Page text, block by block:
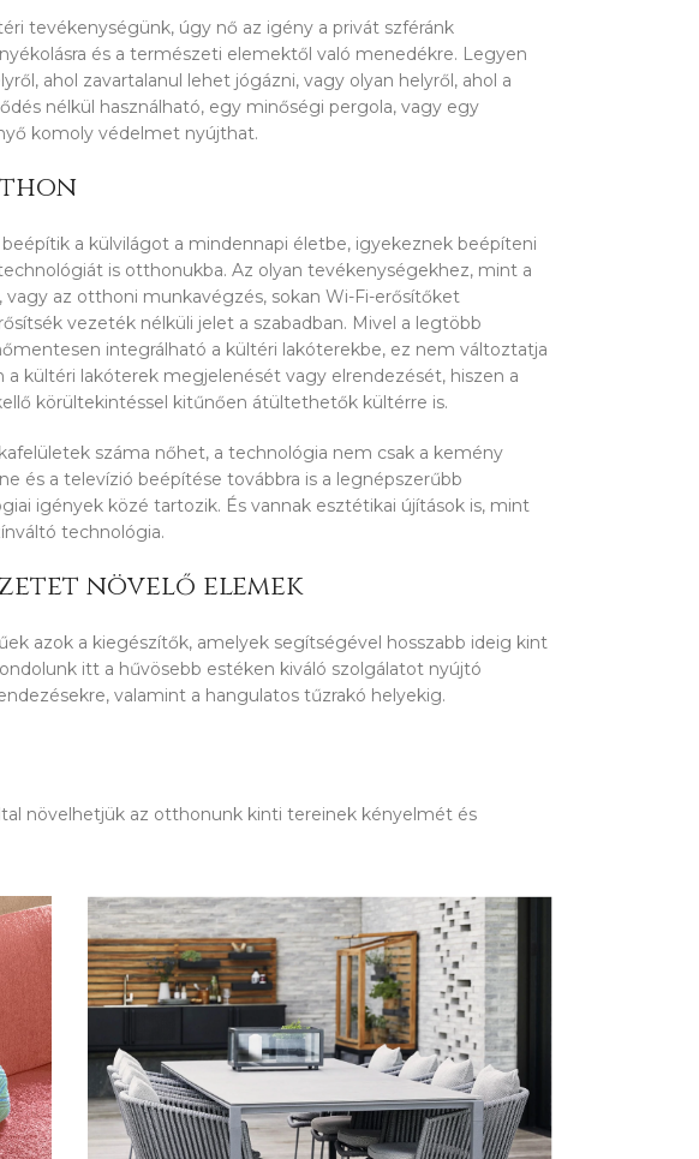
tevékenységünk, úgy nő az igény a privát szféránk
és a természeti elemektől való menedékre. Legyen
ahol zavartalanul lehet jógázni, vagy olyan helyről, ahol a
nélkül használható, egy minőségi pergola, vagy egy
komoly védelmet nyújthat.
a külvilágot a mindennapi életbe, igyekeznek beépíteni
is otthonukba. Az olyan tevékenységekhez, mint a
az otthoni munkavégzés, sokan Wi-Fi-erősítőket
vezeték nélküli jelet a szabadban. Mivel a legtöbb
integrálható a kültéri lakóterekbe, ez nem változtatja
a kültéri lakóterek megjelenését vagy elrendezését, hiszen a
körültekintéssel kitűnően átültethetők kültérre is.
száma nőhet, a technológia nem csak a kemény
és a televízió beépítése továbbra is a legnépszerűbb
igények közé tartozik. És vannak esztétikai újítások is, mint
technológia.
növelő elemek
azok a kiegészítők, amelyek segítségével hosszabb ideig kint
itt a hűvösebb estéken kiváló szolgálatot nyújtó
valamint a hangulatos tűzrakó helyekig.
növelhetjük az otthonunk kinti tereinek kényelmét és